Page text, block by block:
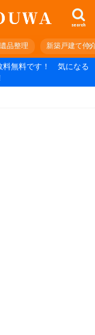
search
品整理 新築戸建て仲
料無料です！ 気になる